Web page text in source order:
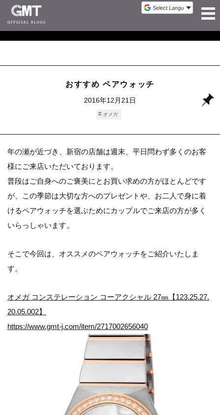
おすすめ ペアウォッチ
2016年12月21日
オメガ
年の瀬が近づき、新宿の店舗は週末、平日問わず多くのお客
様にご来店いただいております。
普段はご自身へのご褒美にとお買い求めの方がほとんどです
が、この季節は大切な方へのプレゼントや、お二人で身に着
けるペアウォッチを選ぶためにカップルでご来店の方が多く
いらっしゃいます。
そこで今回は、オススメのペアウォッチをご紹介いたしま
す。
オメガ コンステレーション コーアクシャル 27㎜【123.25.27.
20.05.002】
https://www.gmt-j.com/item/2717002656040